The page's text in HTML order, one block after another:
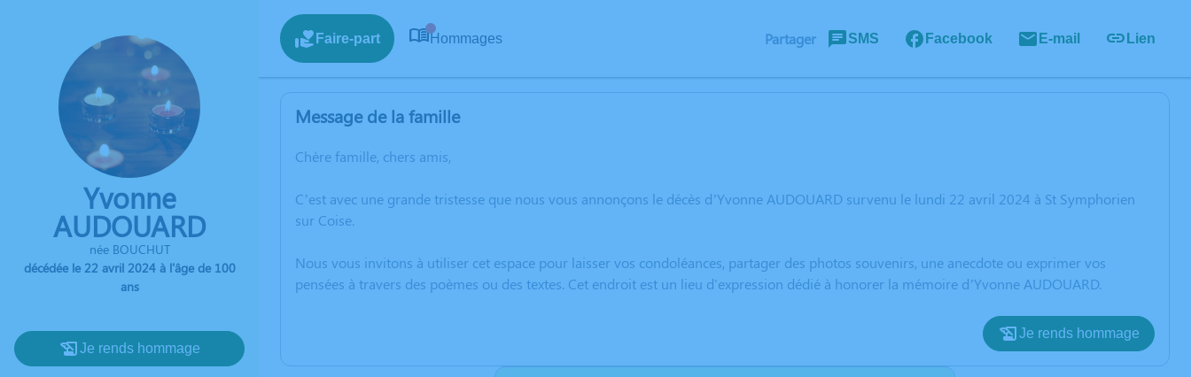
Yvonne
AUDOUARD
née BOUCHUT
décédée le 22 avril 2024 à l'âge de 100
ans
Je rends hommage
Faire-part Hommages Partager SMS Facebook E-mail Lien
Message de la famille
Chère famille, chers amis,
C’est avec une grande tristesse que nous vous annonçons le décès d’Yvonne AUDOUARD survenu le lundi 22 avril 2024 à St Symphorien
sur Coise.
Nous vous invitons à utiliser cet espace pour laisser vos condoléances, partager des photos souvenirs, une anecdote ou exprimer vos
pensées à travers des poèmes ou des textes. Cet endroit est un lieu d'expression dédié à honorer la mémoire d’Yvonne AUDOUARD.
Je rends hommage